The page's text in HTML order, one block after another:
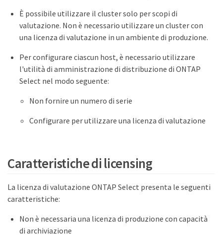
È possibile utilizzare il cluster solo per scopi di
valutazione. Non è necessario utilizzare un cluster con
una licenza di valutazione in un ambiente di produzione.
Per configurare ciascun host, è necessario utilizzare
l'utilità di amministrazione di distribuzione di ONTAP
Select nel modo seguente:
Non fornire un numero di serie
Configurare per utilizzare una licenza di valutazione
Caratteristiche di licensing
La licenza di valutazione ONTAP Select presenta le seguenti
caratteristiche:
Non è necessaria una licenza di produzione con capacità
di archiviazione